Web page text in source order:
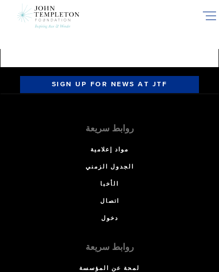
SIGN UP FOR NEWS AT JTF
روابط سريعة
مواد إعلامية
الجدول الزمني
الأخبا
اتصال
دخول
روابط سريعة
لمحة عن المؤسسة